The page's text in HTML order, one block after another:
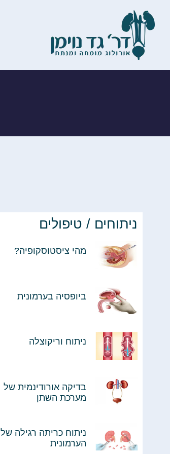
ניתוחים / טיפולים
מהי ציסטוסקופיה?
ביופסיה בערמונית
ניתוח וריקוצלה
בדיקה אורודינמית של
מערכת השתן
ניתוח כריתה רגילה של
הערמונית